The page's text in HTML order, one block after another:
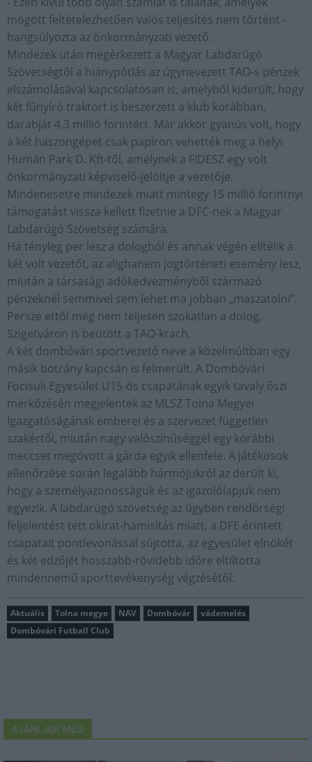
mögött feltételezhetően valós teljesítés nem történt -
hangsúlyozta az önkormányzati vezető.
Mindezek után megérkezett a Magyar Labdarúgó
Szövetségtől a hiánypótlás az úgynevezett TAO-s pénzek
elszámolásával kapcsolatosan is, amelyből kiderült, hogy
két fűnyíró traktort is beszerzett a klub korábban,
darabját 4,3 millió forintért. Már akkor gyanús volt, hogy
a két haszongépet csak papíron vehették meg a helyi
Humán Park D. Kft-től, amelynek a FIDESZ egy volt
önkormányzati képviselő-jelöltje a vezetője.
Mindenesetre mindezek miatt mintegy 15 millió forintnyi
támogatást vissza kellett fizetnie a DFC-nek a Magyar
Labdarúgó Szövetség számára.
Ha tényleg per lesz a dologból és annak végén elítélik a
két volt vezetőt, az alighanem jogtörténeti esemény lesz,
miután a társasági adókedvezményből származó
pénzeknél semmivel sem lehet ma jobban „maszatolni”.
Persze ettől még nem teljesen szokatlan a dolog,
Szigetváron is beütött a TAO-krach.
A két dombóvári sportvezető neve a közelmúltban egy
másik botrány kapcsán is felmerült. A Dombóvári
Focisuli Egyesület U15-ös csapatának egyik tavaly őszi
mérkőzésén megjelentek az MLSZ Tolna Megyei
Igazgatóságának emberei és a szervezet független
szakértői, miután nagy valószínűséggel egy korábbi
meccset megóvott a gárda egyik ellenfele. A játékosok
ellenőrzése során legalább hármójukról az derült ki,
hogy a személyazonosságuk és az igazolólapjuk nem
egyezik. A labdarúgó szövetség az ügyben rendőrségi
feljelentést tett okirat-hamisítás miatt, a DFE érintett
csapatait pontlevonással sújtotta, az egyesület elnökét
és két edzőjét hosszabb-rövidebb időre eltiltotta
mindennemű sporttevékenység végzésétől.
Aktuális Tolna megye NAV Dombóvár
vádemelés
Dombóvári Futball Club
AJÁNLJUK MÉG